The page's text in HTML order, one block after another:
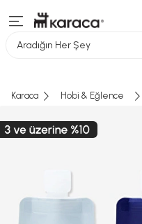
Aradığın Her Şey
Karaca Hobi & Eğlence